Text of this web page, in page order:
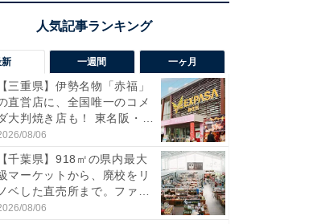
新 一週間 一ヶ月
【三重県】伊勢名物「赤福」
直営店に、全国唯一のコメ
大判焼き店も！ 東名阪・
...08/06
【千葉県】918㎡の県内最大
マーケットから、廃校をリ
ノベした直売所まで。ファ
...08/06